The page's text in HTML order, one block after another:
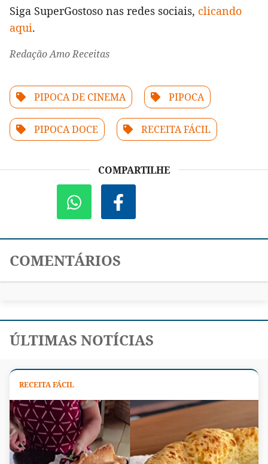
Siga SuperGostoso nas redes sociais, clicando
aqui.
Redação Amo Receitas
PIPOCA DE CINEMA PIPOCA
PIPOCA DOCE RECEITA FÁCIL
COMPARTILHE
COMENTÁRIOS
ÚLTIMAS NOTÍCIAS
RECEITA FÁCIL